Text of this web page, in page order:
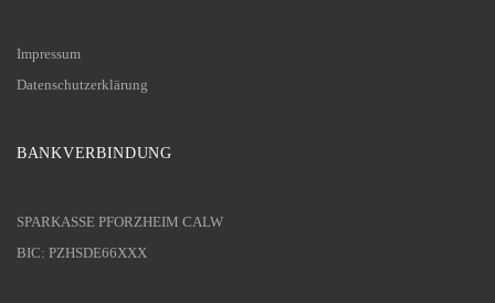
Impressum
Datenschutzerklärung
BANKVERBINDUNG
SPARKASSE PFORZHEIM CALW
BIC: PZHSDE66XXX